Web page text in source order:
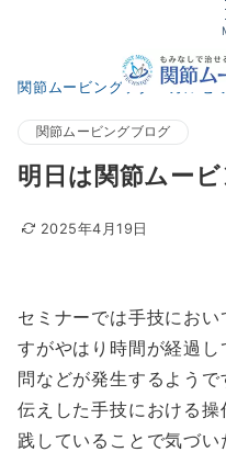
関節ムービングテクニカルセ
関節ムービングブログ
明日は関節ムー
2025年4月19日
セミナーでは手技にお
すがやはり時間が経過
問などが発生するよう
伝えした手技における
践していることで気づ